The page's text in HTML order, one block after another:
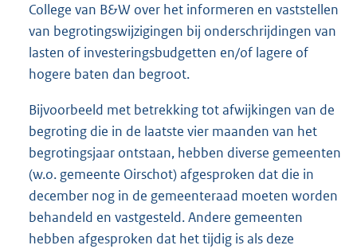
College van B&W over het informeren en vaststellen
van begrotingswijzigingen bij onderschrijdingen van
lasten of investeringsbudgetten en/of lagere of
hogere baten dan begroot.
Bijvoorbeeld met betrekking tot afwijkingen van de
begroting die in de laatste vier maanden van het
begrotingsjaar ontstaan, hebben diverse gemeenten
(w.o. gemeente Oirschot) afgesproken dat die in
december nog in de gemeenteraad moeten worden
behandeld en vastgesteld. Andere gemeenten
hebben afgesproken dat het tijdig is als deze